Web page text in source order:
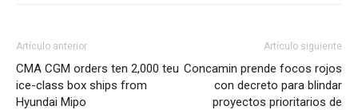
Artículo anterior
CMA CGM orders ten 2,000 teu
ice-class box ships from
Hyundai Mipo
Artículo siguiente
Concamin prende focos rojos
con decreto para blindar
proyectos prioritarios de